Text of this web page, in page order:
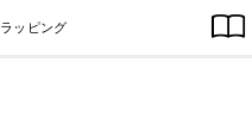
ラッピング